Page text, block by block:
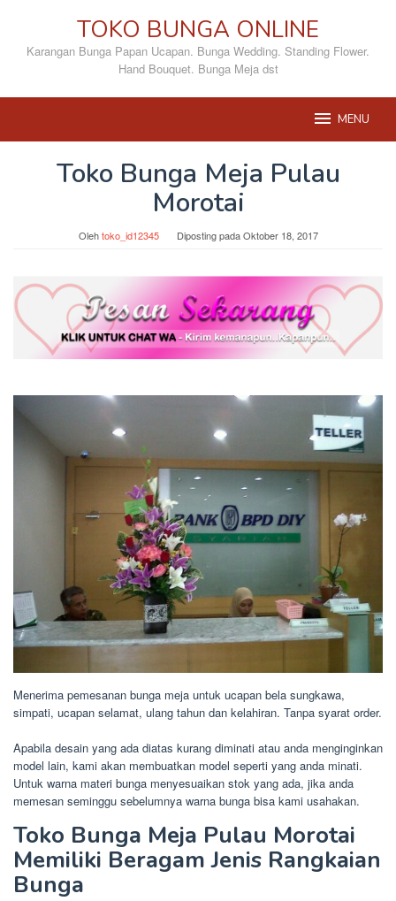
konten
TOKO BUNGA ONLINE
Karangan Bunga Papan Ucapan. Bunga Wedding. Standing Flower.
Hand Bouquet. Bunga Meja dst
MENU
Toko Bunga Meja Pulau
Morotai
Olehtoko_id12345 Diposting padaOktober 18, 2017
Menerima pemesanan bunga meja untuk ucapan bela sungkawa,
simpati, ucapan selamat, ulang tahun dan kelahiran. Tanpa syarat order.
Apabila desain yang ada diatas kurang diminati atau anda menginginkan
model lain, kami akan membuatkan model seperti yang anda minati.
Untuk warna materi bunga menyesuaikan stok yang ada, jika anda
memesan seminggu sebelumnya warna bunga bisa kami usahakan.
Toko Bunga Meja Pulau Morotai
Memiliki Beragam Jenis Rangkaian
Bunga